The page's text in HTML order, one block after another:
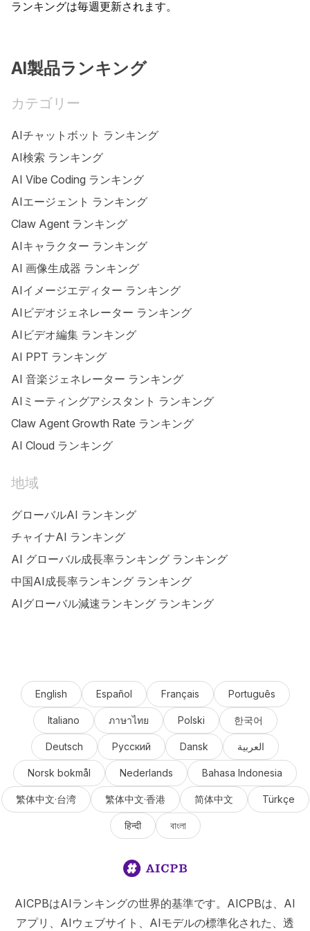
ランキングは毎週更新されます。
AI製品ランキング
カテゴリー
AIチャットボット ランキング
AI検索 ランキング
AI Vibe Coding ランキング
AIエージェント ランキング
Claw Agent ランキング
AIキャラクター ランキング
AI 画像生成器 ランキング
AIイメージエディター ランキング
AIビデオジェネレーター ランキング
AIビデオ編集 ランキング
AI PPT ランキング
AI 音楽ジェネレーター ランキング
AIミーティングアシスタント ランキング
Claw Agent Growth Rate ランキング
AI Cloud ランキング
地域
グローバルAI ランキング
チャイナAI ランキング
AI グローバル成長率ランキング ランキング
中国AI成長率ランキング ランキング
AIグローバル減速ランキング ランキング
English Español Français Português
Italiano ภาษาไทย Polski 한국어
Deutsch Русский Dansk العربية
Norsk bokmål Nederlands Bahasa Indonesia
繁体中文·台湾 繁体中文·香港 简体中文 Türkçe
हिन्दी বাংলা
AICPBはAIランキングの世界的基準です。AICPBは、AI
アプリ、AIウェブサイト、AIモデルの標準化された、透